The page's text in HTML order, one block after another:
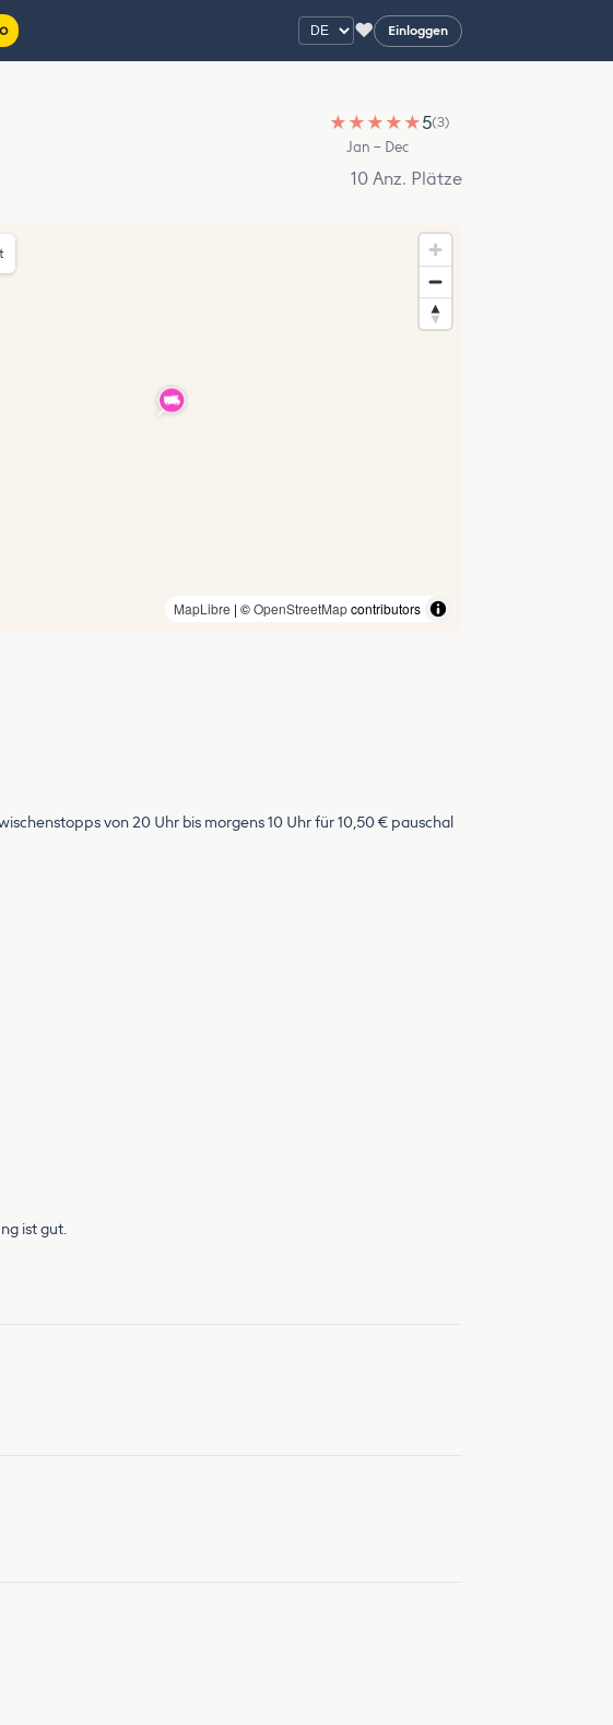
♥ Einloggen
★ ★ ★ ★ ★5(3)
Jan – Dec
10 Anz. Plätze
MapLibre | ©OpenStreetMapcontributors
von 20 Uhr bis morgens 10 Uhr für 10,50 € pauschal
ist gut.